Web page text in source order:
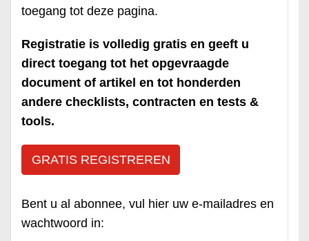
toegang tot deze pagina.
Registratie is volledig gratis en geeft u
direct toegang tot het opgevraagde
document of artikel en tot honderden
andere checklists, contracten en tests &
tools.
GRATIS REGISTREREN
Bent u al abonnee, vul hier uw e-mailadres en
wachtwoord in: